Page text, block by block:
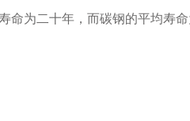
命为二十年，而碳钢的平均寿